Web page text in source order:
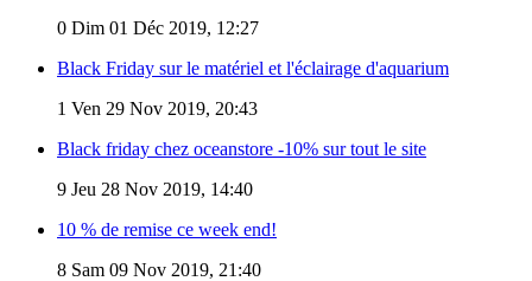
0 Dim 01 Déc 2019, 12:27
Black Friday sur le matériel et l'éclairage d'aquarium
1 Ven 29 Nov 2019, 20:43
Black friday chez oceanstore -10% sur tout le site
9 Jeu 28 Nov 2019, 14:40
10 % de remise ce week end!
8 Sam 09 Nov 2019, 21:40